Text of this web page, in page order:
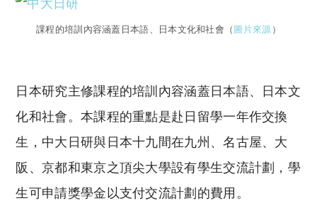
課程的培訓內容涵蓋日本語、日本文化和社會（ 圖片來源 ）
日本研究主修課程的培訓內容涵蓋日本語、日本文
化和社會。本課程的重點是赴日留學一年作交換
生，中大日研與日本十九間在九州、名古屋、大
阪、京都和東京之頂尖大學設有學生交流計劃，學
生可申請獎學金以支付交流計劃的費用。